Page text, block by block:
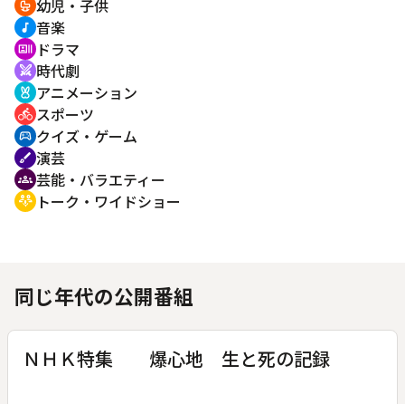
crib 幼児・子供
music_note 音楽
recent_actors ドラマ
swords 時代劇
cruelty_free アニメーション
directions_bike スポーツ
sports_esports クイズ・ゲーム
brush 演芸
groups 芸能・バラエティー
adaptive_audio_mic トーク・ワイドショー
同じ年代の公開番組
ＮＨＫ特集 爆心地 生と死の記録